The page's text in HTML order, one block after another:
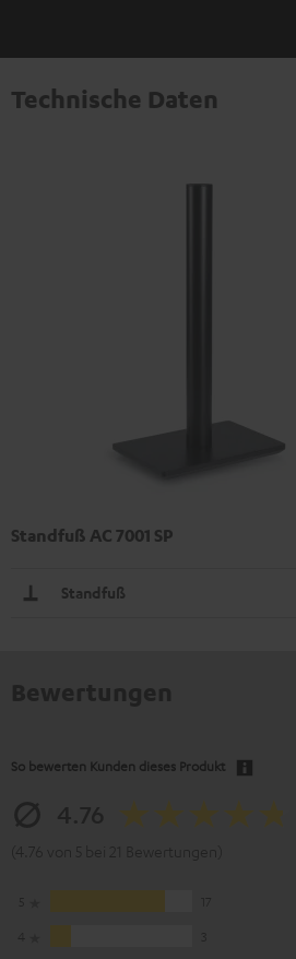
Technische Daten
Standfuß AC 7001 SP
Standfuß
So bewerten Kunden dieses Produkt